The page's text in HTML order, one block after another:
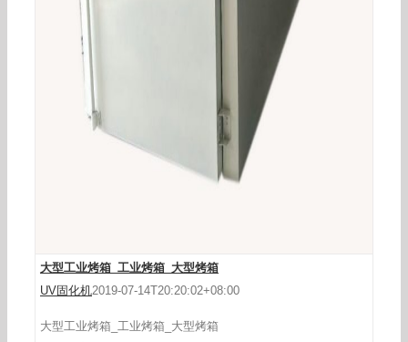
大型工业烤箱_工业烤箱_大型烤箱
UV固化机2019-07-14T20:20:02+08:00
大型工业烤箱_工业烤箱_大型烤箱
工业烤箱_供应龙岗区东大机械厂家工业烤箱隧道